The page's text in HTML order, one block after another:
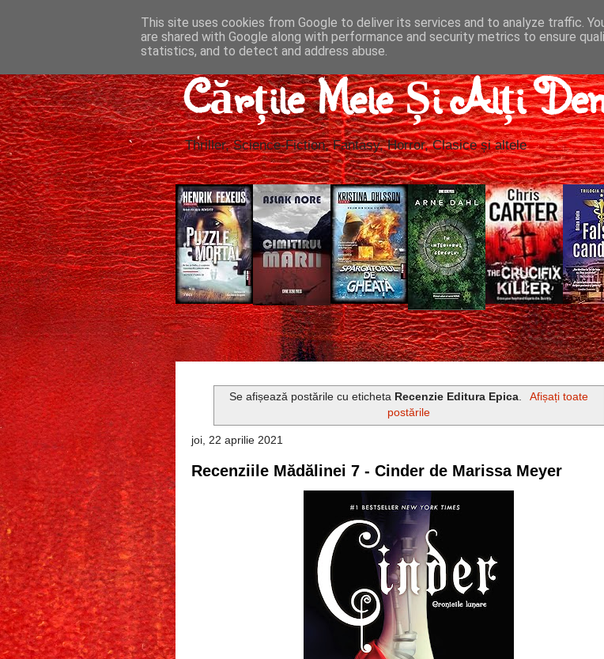
Cărțile Mele Și Alți
Thriller, Science-Fiction, Fantasy, Horror, Clasice și altele
Se afișează postările cu eticheta Recenzie Editura Epica.
Afișați toate
postările
joi, 22 aprilie 2021
Recenziile Mădălinei 7 - Cinder de Marissa Meyer
This site uses cookies from Google to deliver its services and to analyze traffic.
are shared with Google along with performance and security metrics to ensure
statistics, and to detect and address abuse.